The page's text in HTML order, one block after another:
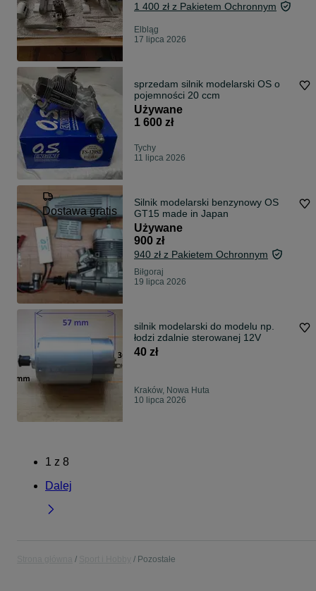
1 400 zł z Pakietem Ochronnym
Elbląg
17 lipca 2026
sprzedam silnik modelarski OS o
pojemności 20 ccm
Używane
1 600 zł
Tychy
11 lipca 2026
Dostawa gratis
Silnik modelarski benzynowy OS
GT15 made in Japan
Używane
900 zł
940 zł z Pakietem Ochronnym
Biłgoraj
19 lipca 2026
silnik modelarski do modelu np.
łodzi zdalnie sterowanej 12V
40 zł
Kraków, Nowa Huta
10 lipca 2026
1 z 8
Dalej
Pozostałe